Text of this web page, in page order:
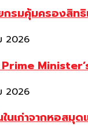
รมคุ้มครองสิท
2026
Prime
2026
เก่าจากหอสมุ